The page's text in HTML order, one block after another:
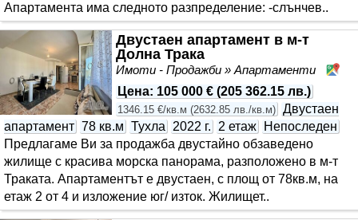
Апартамента има следното разпределение: -слънчев..
Двустаен апартамент в м-т
Долна Трака
Имоти - Продажби » Апартаменти
Цена: 105 000 € (205 362.15 лв.)
1346.15 €/кв.м (2632.85 лв./кв.м) Двустаен
апартамент 78 кв.м Тухла 2022 г. 2 етаж
Непоследен
Предлагаме Ви за продажба двустайно обзаведено
жилище с красива морска панорама, разположено в м-т
Траката. Апартаментът е двустаен, с площ от 78кв.м, на
етаж 2 от 4 и изложение юг/ изток. Жилищет..